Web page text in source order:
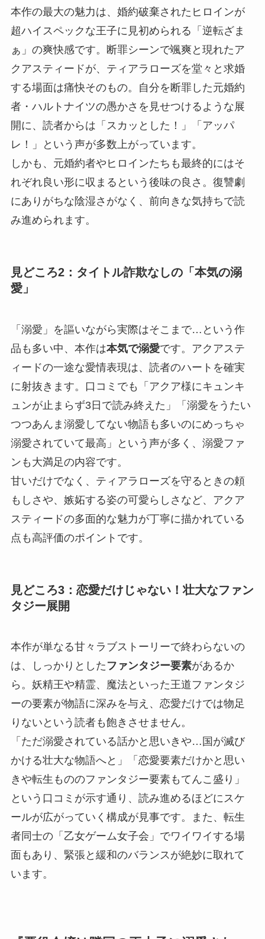
本作の最大の魅力は、婚約破棄されたヒロインが
超ハイスペックな王子に見初められる「逆転ざま
ぁ」の爽快感です。断罪シーンで颯爽と現れたア
クアスティードが、ティアラローズを堂々と求婚
する場面は痛快そのもの。自分を断罪した元婚約
者・ハルトナイツの愚かさを見せつけるような展
開に、読者からは「スカッとした！」「アッパ
レ！」という声が多数上がっています。
しかも、元婚約者やヒロインたちも最終的にはそ
れぞれ良い形に収まるという後味の良さ。復讐劇
にありがちな陰湿さがなく、前向きな気持ちで読
み進められます。
見どころ2：タイトル詐欺なしの「本気の溺
愛」
「溺愛」を謳いながら実際はそこまで…という作
品も多い中、本作は本気で溺愛です。アクアステ
ィードの一途な愛情表現は、読者のハートを確実
に射抜きます。口コミでも「アクア様にキュンキ
ュンが止まらず3日で読み終えた」「溺愛をうたい
つつあんま溺愛してない物語も多いのにめっちゃ
溺愛されていて最高」という声が多く、溺愛ファ
ンも大満足の内容です。
甘いだけでなく、ティアラローズを守るときの頼
もしさや、嫉妬する姿の可愛らしさなど、アクア
スティードの多面的な魅力が丁寧に描かれている
点も高評価のポイントです。
見どころ3：恋愛だけじゃない！壮大なファン
タジー展開
本作が単なる甘々ラブストーリーで終わらないの
は、しっかりとした ファンタジー要素があるか
ら。妖精王や精霊、魔法といった王道ファンタジ
ーの要素が物語に深みを与え、恋愛だけでは物足
りないという読者も飽きさせません。
「ただ溺愛されている話かと思いきや…国が滅び
かける壮大な物語へと」「恋愛要素だけかと思い
きや転生もののファンタジー要素もてんこ盛り」
という口コミが示す通り、読み進めるほどにスケ
ールが広がっていく構成が見事です。また、転生
者同士の「乙女ゲーム女子会」でワイワイする場
面もあり、緊張と緩和のバランスが絶妙に取れて
います。